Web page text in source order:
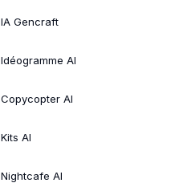
IA Gencraft
Idéogramme AI
Copycopter AI
Kits AI
Nightcafe AI